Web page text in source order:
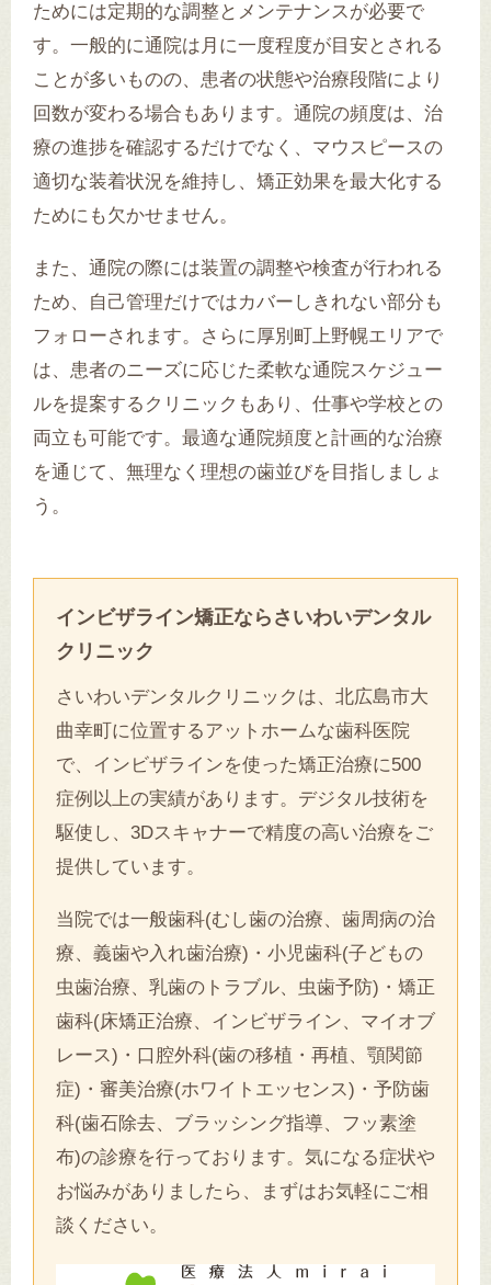
ためには定期的な調整とメンテナンスが必要で
す。一般的に通院は月に一度程度が目安とされる
ことが多いものの、患者の状態や治療段階により
回数が変わる場合もあります。通院の頻度は、治
療の進捗を確認するだけでなく、マウスピースの
適切な装着状況を維持し、矯正効果を最大化する
ためにも欠かせません。
また、通院の際には装置の調整や検査が行われる
ため、自己管理だけではカバーしきれない部分も
フォローされます。さらに厚別町上野幌エリアで
は、患者のニーズに応じた柔軟な通院スケジュー
ルを提案するクリニックもあり、仕事や学校との
両立も可能です。最適な通院頻度と計画的な治療
を通じて、無理なく理想の歯並びを目指しましょ
う。
インビザライン矯正ならさいわいデンタル
クリニック
さいわいデンタルクリニックは、北広島市大
曲幸町に位置するアットホームな歯科医院
で、インビザラインを使った矯正治療に500
症例以上の実績があります。デジタル技術を
駆使し、3Dスキャナーで精度の高い治療をご
提供しています。
当院では一般歯科(むし歯の治療、歯周病の治
療、義歯や入れ歯治療)・小児歯科(子どもの
虫歯治療、乳歯のトラブル、虫歯予防)・矯正
歯科(床矯正治療、インビザライン、マイオブ
レース)・口腔外科(歯の移植・再植、顎関節
症)・審美治療(ホワイトエッセンス)・予防歯
科(歯石除去、ブラッシング指導、フッ素塗
布)の診療を行っております。気になる症状や
お悩みがありましたら、まずはお気軽にご相
談ください。